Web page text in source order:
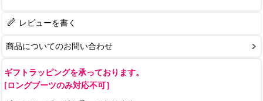
レビューを書く
商品についてのお問い合わせ
ギフトラッピングを承っております。
[ロングブーツのみ対応不可］